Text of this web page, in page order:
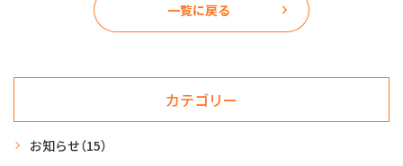
一覧に戻る
カテゴリー
お知らせ（15）
予約のお電話はこちらから
tel.058-259-6160